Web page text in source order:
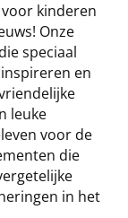
kinderen
Onze
speciaal
en
leuke
voor de
die
in het